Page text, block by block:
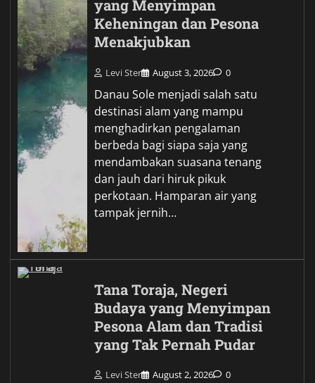
yang Menyimpan
Keheningan dan Pesona
Menakjubkan
Levi Ster August 3, 2026 0
Danau Sole menjadi salah satu
destinasi alam yang mampu
menghadirkan pengalaman
berbeda bagi siapa saja yang
mendambakan suasana tenang
dan jauh dari hiruk pikuk
perkotaan. Hamparan air yang
tampak jernih…
Tana Toraja, Negeri
Budaya yang Menyimpan
Pesona Alam dan Tradisi
yang Tak Pernah Pudar
Levi Ster August 2, 2026 0